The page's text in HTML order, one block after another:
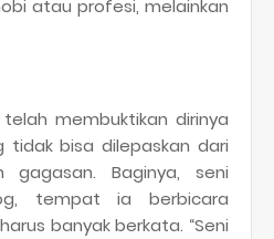
atau profesi, melainkan
membuktikan dirinya
tidak bisa dilepaskan dari
gagasan. Baginya, seni
tempat ia berbicara
banyak berkata. “Seni